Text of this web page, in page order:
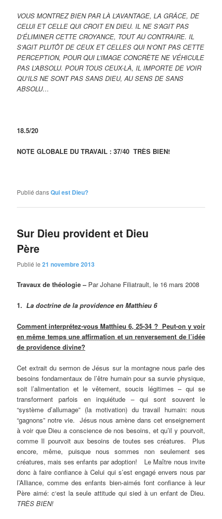
VOUS MONTREZ BIEN PAR LÀ L’AVANTAGE, LA GRÂCE, DE
CELUI ET CELLE QUI CROIT EN DIEU. IL NE S’AGIT PAS
D’ÉLIMINER CETTE CROYANCE, TOUT AU CONTRAIRE. IL
S’AGIT PLUTÔT DE CEUX ET CELLES QUI N’ONT PAS CETTE
PERCEPTION, POUR QUI L’IMAGE CONCRÈTE NE VÉHICULE
PAS L’ABSOLU. POUR TOUS CEUX-LÀ, IL IMPORTE DE VOIR
QU’ILS NE SONT PAS SANS DIEU, AU SENS DE SANS
ABSOLU…
18.5/20
NOTE GLOBALE DU TRAVAIL : 37/40 TRÈS BIEN!
Publié dansQui est Dieu?
Sur Dieu provident et Dieu
Père
Publié le21 novembre 2013
Travaux de théologie – Par Johane Filiatrault, le 16 mars 2008
1.La doctrine de la providence en Matthieu 6
Comment interprétez-vous Matthieu 6, 25-34 ? Peut-on y voir
en même temps une affirmation et un renversement de l’idée
de providence divine?
Cet extrait du sermon de Jésus sur la montagne nous parle des
besoins fondamentaux de l’être humain pour sa survie physique,
soit l’alimentation et le vêtement, soucis légitimes – qui se
transforment parfois en inquiétude – qui sont souvent le
“système d’allumage” (la motivation) du travail humain: nous
“gagnons” notre vie. Jésus nous amène dans cet enseignement
à voir que Dieu a conscience de nos besoins, et qu’il y pourvoit,
comme Il pourvoit aux besoins de toutes ses créatures. Plus
encore, même, puisque nous sommes non seulement ses
créatures, mais ses enfants par adoption! Le Maître nous invite
donc à faire confiance à Celui qui s’est engagé envers nous par
l’Alliance, comme des enfants bien-aimés font confiance à leur
Père aimé: c‘est la seule attitude qui sied à un enfant de Dieu.
TRÈS BIEN!